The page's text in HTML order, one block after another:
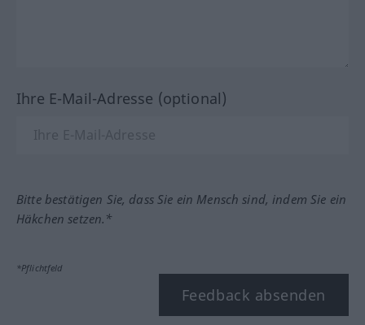
Ihre E-Mail-Adresse (optional)
Bitte bestätigen Sie, dass Sie ein Mensch sind, indem Sie ein
Häkchen setzen.*
*Pflichtfeld
Feedback absenden